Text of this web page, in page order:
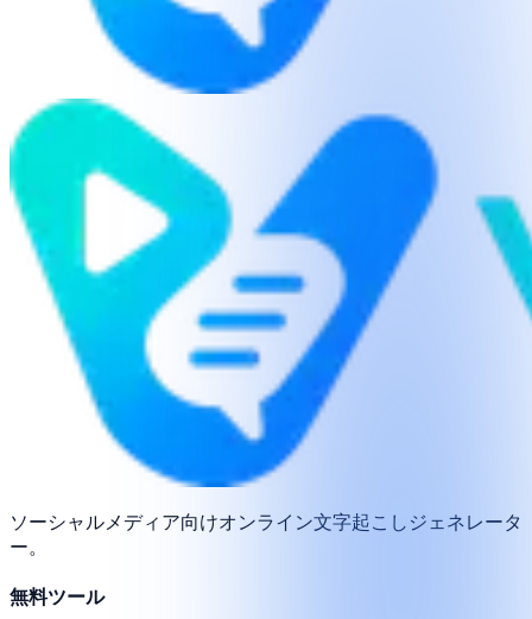
ソーシャルメディア向けオンライン文字起こしジェネレータ
ー。
無料ツール